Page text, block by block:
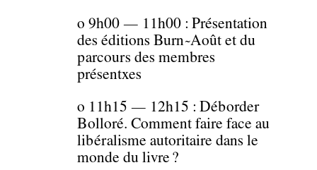
o 9h00 — 11h00 : Présentation
des éditions Burn~Août et du
parcours des membres
présentxes
o 11h15 — 12h15 : Déborder
Bolloré. Comment faire face au
libéralisme autoritaire dans le
monde du livre ?